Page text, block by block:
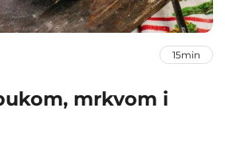
15min
mrkvom i